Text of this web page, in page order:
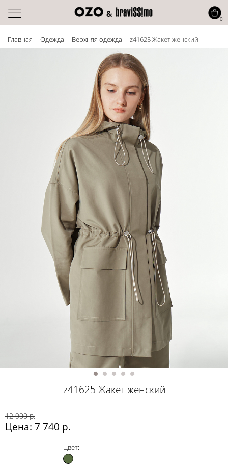
Главная Одежда Верхняя одежда z41625 Жакет женский
z41625 Жакет женский
12 900 р.
Цена: 7 740 р.
Цвет:
0